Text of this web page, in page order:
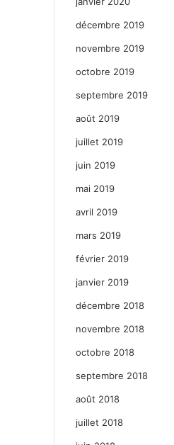
décembre 2019
novembre 2019
octobre 2019
septembre 2019
août 2019
juillet 2019
juin 2019
mai 2019
avril 2019
mars 2019
février 2019
janvier 2019
décembre 2018
novembre 2018
octobre 2018
septembre 2018
août 2018
juillet 2018